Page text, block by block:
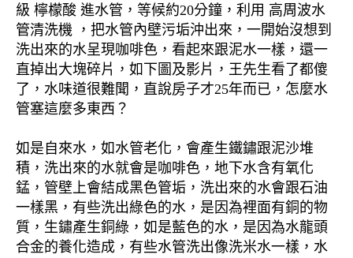
級 檸檬酸 進水管，等候約20分鐘，利用 高周波水
管清洗機 ，把水管內壁污垢沖出來，一開始沒想到
洗出來的水呈現咖啡色，看起來跟泥水一樣，還一
直掉出大塊碎片，如下圖及影片，王先生看了都傻
了，水味道很難聞，直說房子才25年而已，怎麼水
管塞這麼多東西？
如是自來水，如水管老化，會產生鐵鏽跟泥沙堆
積，洗出來的水就會是咖啡色，地下水含有氧化
錳，管壁上會結成黑色管垢，洗出來的水會跟石油
一樣黑，有些洗出綠色的水，是因為裡面有銅的物
質，生鏽產生銅綠，如是藍色的水，是因為水龍頭
合金的養化造成，有些水管洗出像洗米水一樣，水